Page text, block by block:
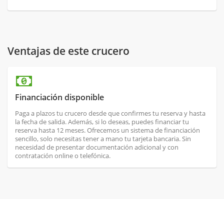
Ventajas de este crucero
Financiación disponible
Paga a plazos tu crucero desde que confirmes tu reserva y hasta
la fecha de salida. Además, si lo deseas, puedes financiar tu
reserva hasta 12 meses. Ofrecemos un sistema de financiación
sencillo, solo necesitas tener a mano tu tarjeta bancaria. Sin
necesidad de presentar documentación adicional y con
contratación online o telefónica.